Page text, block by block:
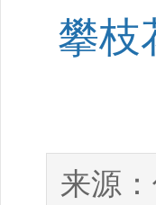
攀枝
来源：